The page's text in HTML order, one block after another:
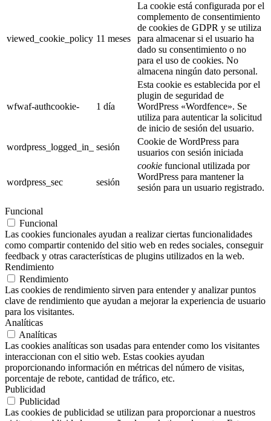
viewed_cookie_policy 11 meses
La cookie está configurada por el
complemento de consentimiento
de cookies de GDPR y se utiliza
para almacenar si el usuario ha
dado su consentimiento o no
para el uso de cookies. No
almacena ningún dato personal.
wfwaf-authcookie- 1 día
Esta cookie es establecida por el
plugin de seguridad de
WordPress «Wordfence». Se
utiliza para autenticar la solicitud
de inicio de sesión del usuario.
wordpress_logged_in_
sesión
Cookie de WordPress para
usuarios con sesión iniciada
wordpress_sec sesión
cookie funcional utilizada por
WordPress para mantener la
sesión para un usuario registrado.
Funcional
Funcional
Las cookies funcionales ayudan a realizar ciertas funcionalidades
como compartir contenido del sitio web en redes sociales, conseguir
feedback y otras características de plugins utilizados en la web.
Rendimiento
Rendimiento
Las cookies de rendimiento sirven para entender y analizar puntos
clave de rendimiento que ayudan a mejorar la experiencia de usuario
para los visitantes.
Analíticas
Analíticas
Las cookies analíticas son usadas para entender como los visitantes
interaccionan con el sitio web. Estas cookies ayudan
proporcionando información en métricas del número de visitas,
porcentaje de rebote, cantidad de tráfico, etc.
Publicidad
Publicidad
Las cookies de publicidad se utilizan para proporcionar a nuestros